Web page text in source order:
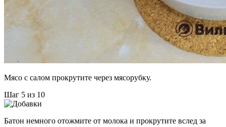
Мясо с салом прокрутите через мясорубку.
Шаг 5 из 10
Батон немного отожмите от молока и прокрутите вслед за